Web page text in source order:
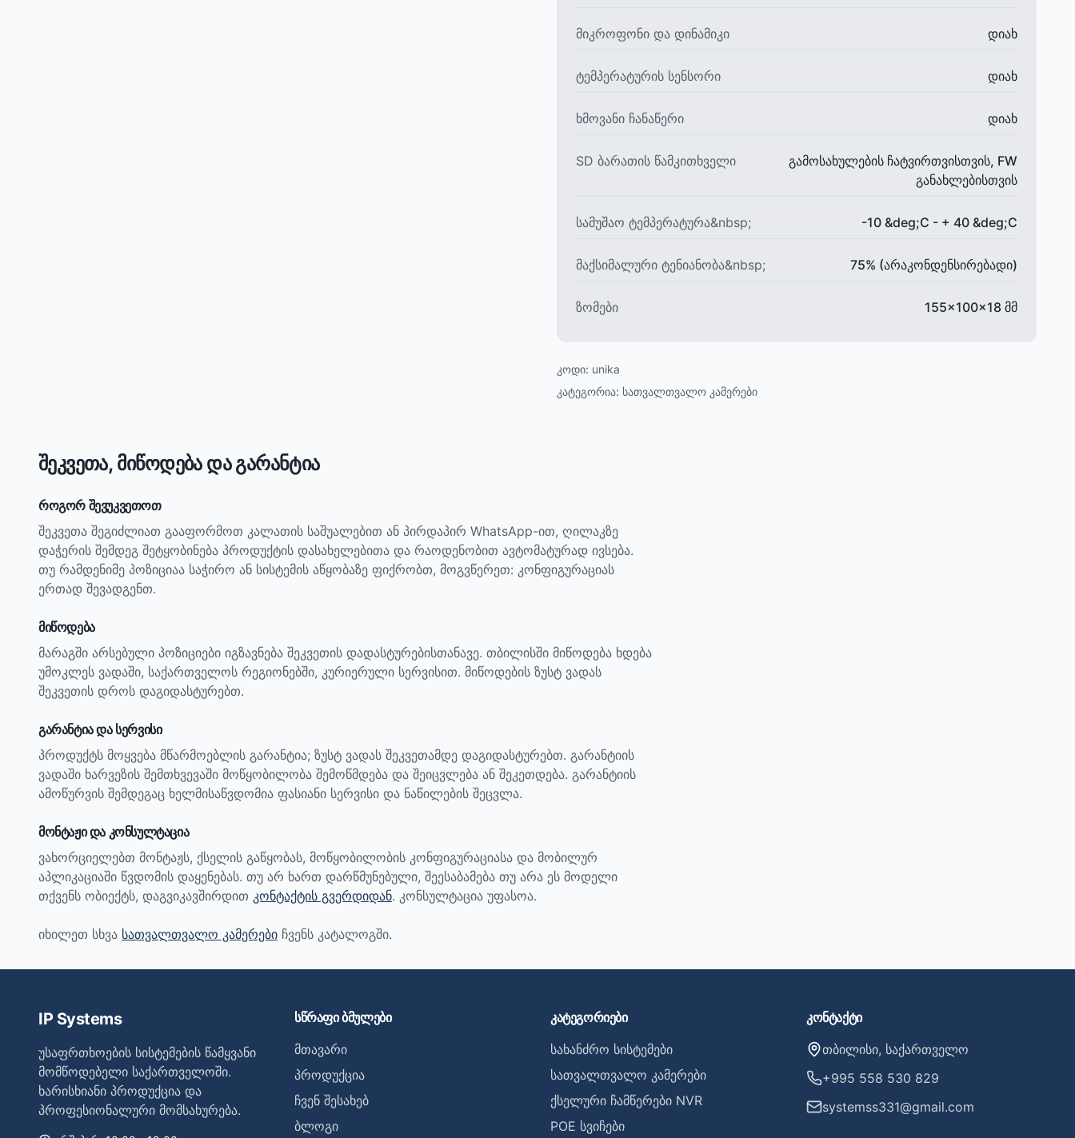
მიკროფონი და დინამიკი დიახ
ტემპერატურის სენსორი დიახ
ხმოვანი ჩანაწერი დიახ
SD ბარათის წამკითხველი
გამოსახულების ჩატვირთვისთვის, FW
განახლებისთვის
სამუშაო ტემპერატურა&nbsp; -10 &deg;C - + 40 &deg;C
მაქსიმალური ტენიანობა&nbsp; 75% (არაკონდენსირებადი)
ზომები 155x100x18 მმ
კოდი: unika
კატეგორია: სათვალთვალო კამერები
შეკვეთა, მიწოდება და გარანტია
როგორ შევუკვეთოთ
შეკვეთა შეგიძლიათ გააფორმოთ კალათის საშუალებით ან პირდაპირ WhatsApp-ით, ღილაკზე
დაჭერის შემდეგ შეტყობინება პროდუქტის დასახელებითა და რაოდენობით ავტომატურად ივსება.
თუ რამდენიმე პოზიციაა საჭირო ან სისტემის აწყობაზე ფიქრობთ, მოგვწერეთ: კონფიგურაციას
ერთად შევადგენთ.
მიწოდება
მარაგში არსებული პოზიციები იგზავნება შეკვეთის დადასტურებისთანავე. თბილისში მიწოდება ხდება
უმოკლეს ვადაში, საქართველოს რეგიონებში, კურიერული სერვისით. მიწოდების ზუსტ ვადას
შეკვეთის დროს დაგიდასტურებთ.
გარანტია და სერვისი
პროდუქტს მოყვება მწარმოებლის გარანტია; ზუსტ ვადას შეკვეთამდე დაგიდასტურებთ. გარანტიის
ვადაში ხარვეზის შემთხვევაში მოწყობილობა შემოწმდება და შეიცვლება ან შეკეთდება. გარანტიის
ამოწურვის შემდეგაც ხელმისაწვდომია ფასიანი სერვისი და ნაწილების შეცვლა.
მონტაჟი და კონსულტაცია
ვახორციელებთ მონტაჟს, ქსელის გაწყობას, მოწყობილობის კონფიგურაციასა და მობილურ
აპლიკაციაში წვდომის დაყენებას. თუ არ ხართ დარწმუნებული, შეესაბამება თუ არა ეს მოდელი
თქვენს ობიექტს, დაგვიკავშირდით კონტაქტის გვერდიდან. კონსულტაცია უფასოა.
იხილეთ სხვა სათვალთვალო კამერები ჩვენს კატალოგში.
IP Systems
უსაფრთხოების სისტემების წამყვანი
მომწოდებელი საქართველოში.
ხარისხიანი პროდუქცია და
პროფესიონალური მომსახურება.
სწრაფი ბმულები
მთავარი
პროდუქცია
ჩვენ შესახებ
ბლოგი
კატეგორიები
სახანძრო სისტემები
სათვალთვალო კამერები
ქსელური ჩამწერები NVR
POE სვიჩები
კონტაქტი
თბილისი, საქართველო
+995 558 530 829
systemss331@gmail.com